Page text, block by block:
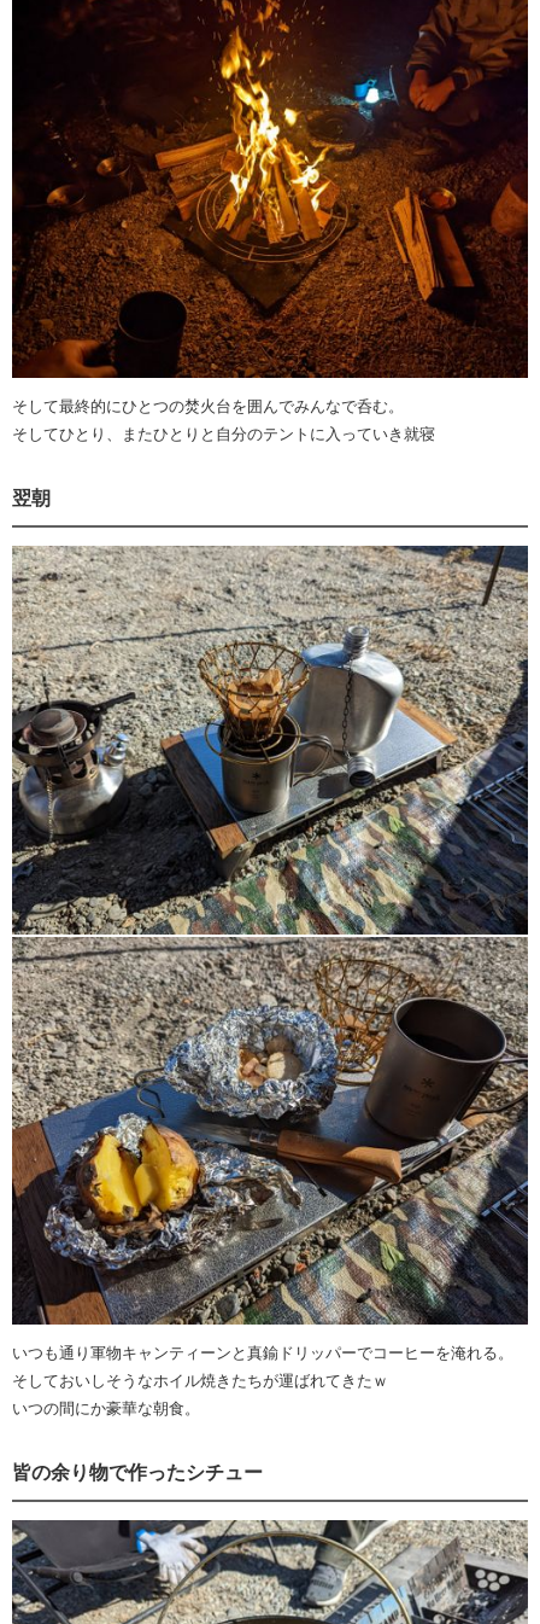
そして最終的にひとつの焚火台を囲んでみんなで呑む。
そしてひとり、またひとりと自分のテントに入っていき就寝
翌朝
いつも通り軍物キャンティーンと真鍮ドリッパーでコーヒーを淹れる。
そしておいしそうなホイル焼きたちが運ばれてきたｗ
いつの間にか豪華な朝食。
皆の余り物で作ったシチュー